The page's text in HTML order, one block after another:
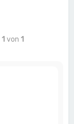
1 von 1